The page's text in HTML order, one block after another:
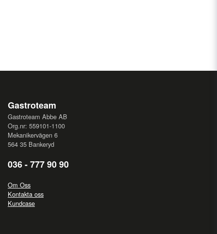
Gastroteam
Gastroteam Abbe AB
Org.nr: 559101-1100
Mekanikervägen 6
564 35 Bankeryd
036 - 777 90 90
Om Oss
Kontakta oss
Kundcase